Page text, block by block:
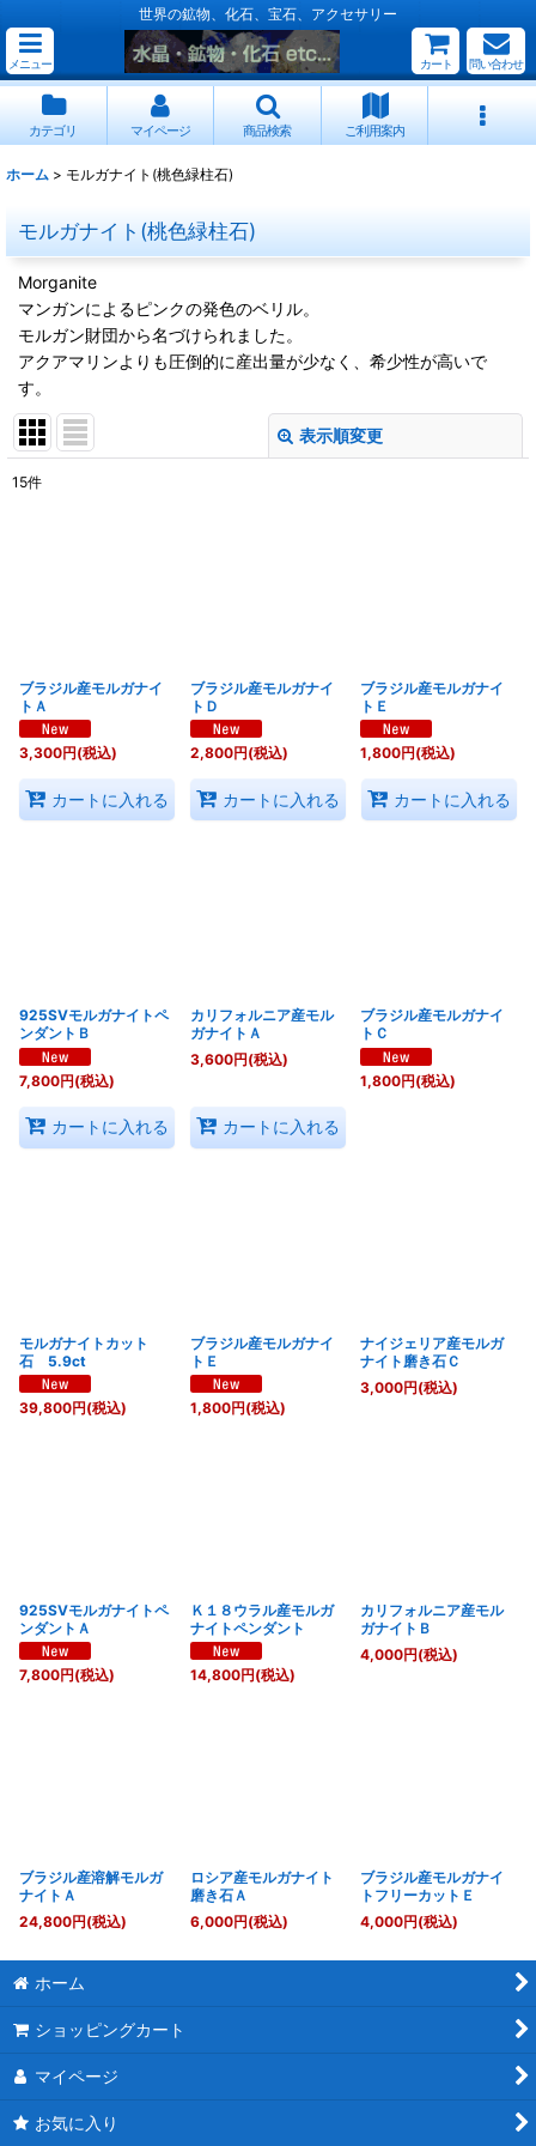
世界の鉱物、化石、宝石、アクセサリー
メニュー カート 問い合わせ
カテゴリ マイページ 商品検索 ご利用案内
ホーム > モルガナイト(桃色緑柱石)
モルガナイト(桃色緑柱石)
Morganite
マンガンによるピンクの発色のベリル。
モルガン財団から名づけられました。
アクアマリンよりも圧倒的に産出量が少なく、希少性が高いで
す。
表示順変更
15件
ブラジル産モルガナイ
トＡ
3,300円(税込)
カートに入れる
ブラジル産モルガナイ
トＤ
2,800円(税込)
カートに入れる
ブラジル産モルガナイ
トＥ
1,800円(税込)
カートに入れる
925SVモルガナイトペ
ンダントＢ
7,800円(税込)
カートに入れる
カリフォルニア産モル
ガナイトＡ
3,600円(税込)
カートに入れる
ブラジル産モルガナイ
トＣ
1,800円(税込)
モルガナイトカット
石 5.9ct
39,800円(税込)
ブラジル産モルガナイ
トＥ
1,800円(税込)
ナイジェリア産モルガ
ナイト磨き石Ｃ
3,000円(税込)
925SVモルガナイトペ
ンダントＡ
7,800円(税込)
Ｋ１８ウラル産モルガ
ナイトペンダント
14,800円(税込)
カリフォルニア産モル
ガナイトＢ
4,000円(税込)
ブラジル産溶解モルガ
ナイトＡ
24,800円(税込)
ロシア産モルガナイト
磨き石Ａ
6,000円(税込)
ブラジル産モルガナイ
トフリーカットＥ
4,000円(税込)
ホーム
ショッピングカート
マイページ
お気に入り